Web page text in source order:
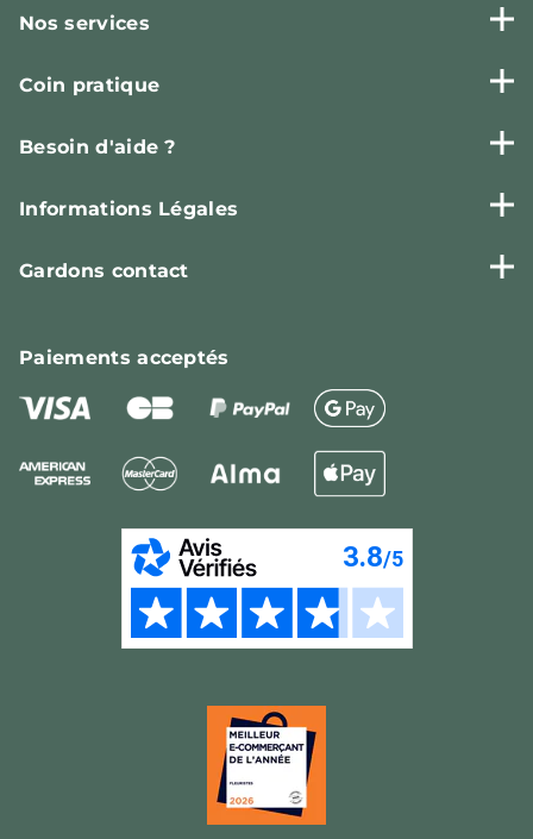
Nos services
Coin pratique
Besoin d'aide ?
Informations Légales
Gardons contact
Paiementsacceptés